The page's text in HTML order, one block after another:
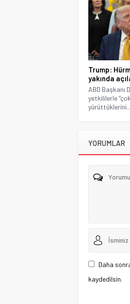
Trump:
yakında
ABD Başkanı
yetkililerle
yürüttüklerini...
YORUMLAR
Daha
kaydedilsin.